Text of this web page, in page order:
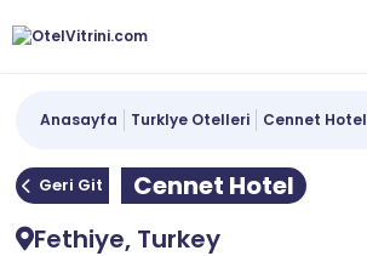
Anasayfa Turklye Otelleri Cennet Hotel
Geri Git
Cennet Hotel
Fethiye, Turkey